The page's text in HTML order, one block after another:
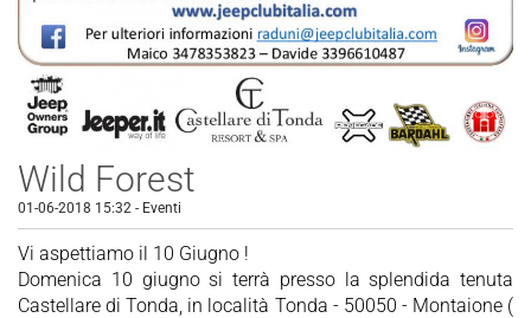
Wild Forest
01-06-2018 15:32 - Eventi
Vi aspettiamo il 10 Giugno !
Domenica 10 giugno si terrà presso la splendida tenuta
Castellare di Tonda, in località Tonda - 50050 - Montaione (